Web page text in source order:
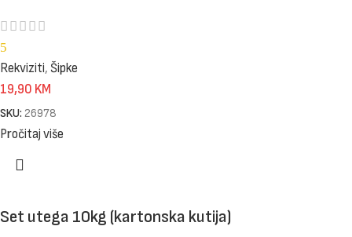
5
Rekviziti, Šipke
19,90 KM
SKU: 26978
Pročitaj više
Set utega 10kg (kartonska kutija)